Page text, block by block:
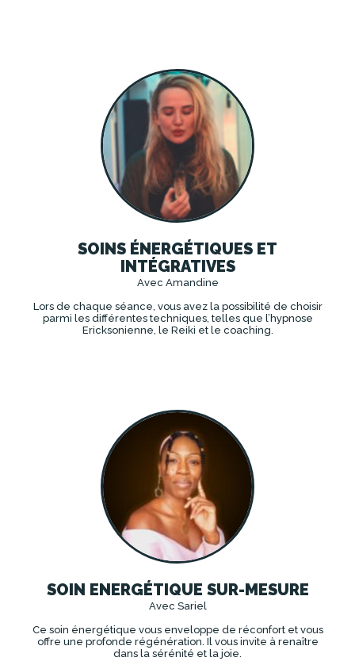
SOINS ÉNERGÉTIQUES ET
INTÉGRATIVES
Avec Amandine
Lors de chaque séance, vous avez la possibilité de choisir
parmi les différentes techniques, telles que l’hypnose
Ericksonienne, le Reiki et le coaching.
SOIN ENERGÉTIQUE SUR-MESURE
Avec Sariel
Ce soin énergétique vous enveloppe de réconfort et vous
offre une profonde régénération. Il vous invite à renaître
dans la sérénité et la joie.